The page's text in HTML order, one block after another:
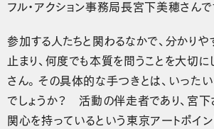
フル・アクション事務局長宮下美穂さんで
参加する人たちと関わるなかで、分かり
止まり、何度でも本質を問うことを大切
さん。その具体的な手つきとは、いった
でしょうか？ 活動の伴走者であり、宮
関心を持っているという東京アートポイン